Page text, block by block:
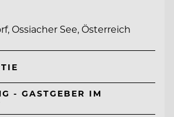
Ossiacher See, Österreich
- GASTGEBER IM